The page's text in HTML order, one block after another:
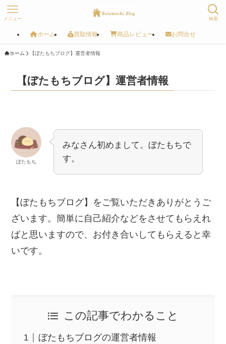
検索
メニュー
ホーム 買取情報 商品レビュー お問合せ
ホーム 【ぼたもちブログ】運営者情報
【ぼたもちブログ】運営者情報
ぼたもち
みなさん初めまして。ぼたもちで
す。
【ぼたもちブログ】をご覧いただきありがとうご
ざいます。簡単に自己紹介などをさせてもらえれ
ばと思いますので、お付き合いしてもらえると幸
いです。
この記事でわかること
ぼたもちブログの運営者情報